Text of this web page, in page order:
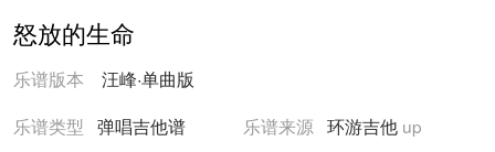
怒放的生命
乐谱版本 汪峰·单曲版
乐谱类型
弹唱吉他谱 乐谱来源 环游吉他up